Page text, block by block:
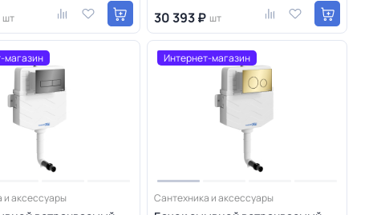
шт 30 393 ₽ шт
магазин
и аксессуары
Интернет-магазин
Сантехника и аксессуары